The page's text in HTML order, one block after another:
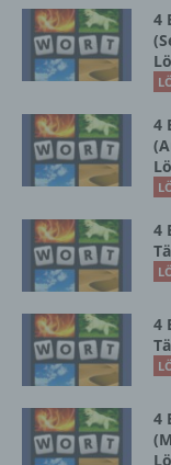
4
4
4
4
4
Daten
die
Auslesen,
die
Löschen
d)
künftige
e)